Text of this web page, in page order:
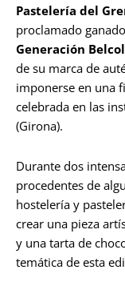
Pastelería del
proclamado
Generación
de su marca de
imponerse en una
celebrada en las
(Girona).
Durante dos
procedentes de
hostelería y
crear una pieza
y una tarta de
temática de esta